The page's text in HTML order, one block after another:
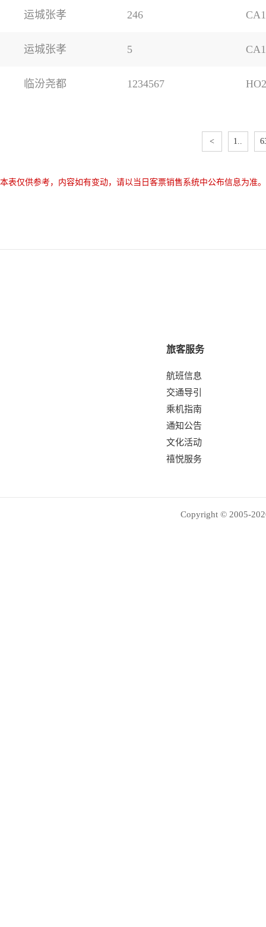
运城张孝 246
运城张孝 5
临汾尧都 1234567
< 1..
本表仅供参考，内容如有变动，请以当日客票销售系统中公布信息为准
旅客服务
航班信息
交通导引
乘机指南
通知公告
文化活动
禧悦服务
Copyright © 2005-